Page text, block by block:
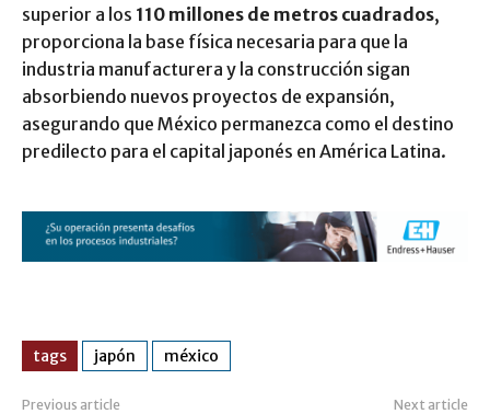
superior a los 110 millones de metros cuadrados,
proporciona la base física necesaria para que la
industria manufacturera y la construcción sigan
absorbiendo nuevos proyectos de expansión,
asegurando que México permanezca como el destino
predilecto para el capital japonés en América Latina.
tags japón méxico
Previous article Next article